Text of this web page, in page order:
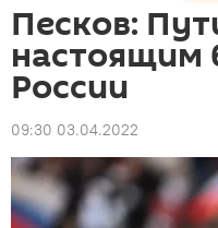
Песков:
настоящим
России
09:30 03.04.2022